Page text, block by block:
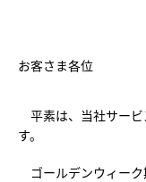
お客さま各位
平素は、当社サービ
す。
ゴールデンウィーク